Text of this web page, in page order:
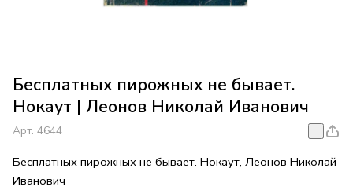
Бесплатных пирожных не бывает.
Нокаут | Леонов Николай Иванович
Арт. 4644
Бесплатных пирожных не бывает. Нокаут, Леонов Николай
Иванович